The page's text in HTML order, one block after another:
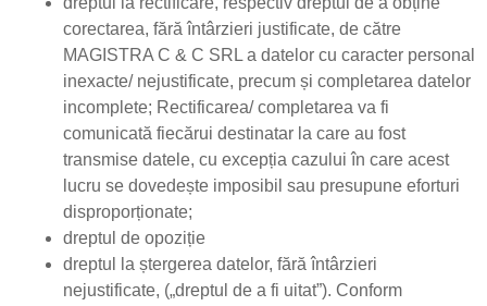
corectarea, fără întârzieri justificate, de către
MAGISTRA C & C SRL a datelor cu caracter personal
inexacte/ nejustificate, precum și completarea datelor
incomplete; Rectificarea/ completarea va fi
comunicată fiecărui destinatar la care au fost
transmise datele, cu excepția cazului în care acest
lucru se dovedește imposibil sau presupune eforturi
disproporționate;
dreptul de opoziție
dreptul la ștergerea datelor, fără întârzieri
nejustificate, („dreptul de a fi uitat”). Conform